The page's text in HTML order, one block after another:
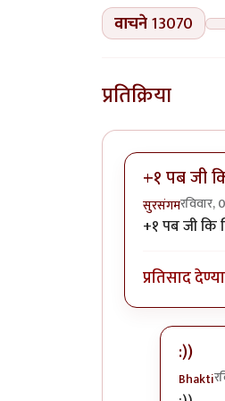
वाचने13070
प्रतिक्रिया
+१ पब जी
सुरसंगम
+१ पब जी कि
प्रतिसाद
:))
Bhakti